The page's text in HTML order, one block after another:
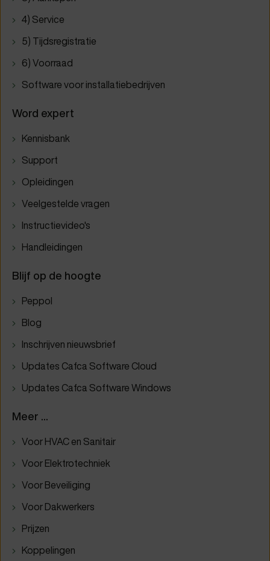
4) Service
5) Tijdsregistratie
6) Voorraad
Software voor installatiebedrijven
Word expert
Kennisbank
Support
Opleidingen
Veelgestelde vragen
Instructievideo's
Handleidingen
Blijf op de hoogte
Peppol
Blog
Inschrijven nieuwsbrief
Updates Cafca Software Cloud
Updates Cafca Software Windows
Meer ...
Voor HVAC en Sanitair
Voor Elektrotechniek
Voor Beveiliging
Voor Dakwerkers
Prijzen
Koppelingen